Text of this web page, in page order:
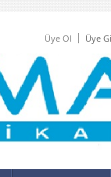
Üye Ol Üye